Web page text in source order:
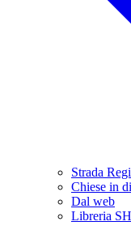
Strada
Chiese in
Dal web
Libreria